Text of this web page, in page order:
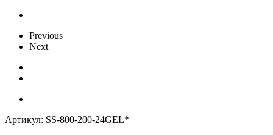
Previous
Next
Артикул: SS-800-200-24GEL*